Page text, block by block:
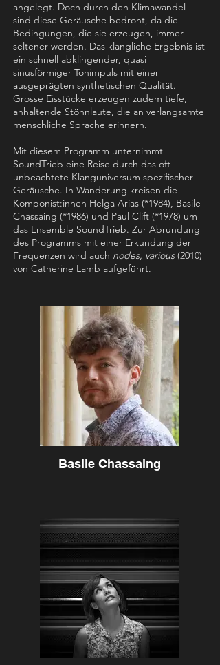
angelegt. Doch durch den Klimawandel
sind diese Geräusche bedroht, da die
Bedingungen, die sie erzeugen, immer
seltener werden. Das klangliche Ergebnis ist
ein schnell abklingender, quasi
sinusförmiger Tonimpuls mit einer
ausgeprägten synthetischen Qualität.
Grosse Eisstücke erzeugen zudem tiefe,
anhaltende Stöhnlaute, die an verlangsamte
menschliche Sprache erinnern.
Mit diesem Programm unternimmt
SoundTrieb eine Reise durch das oft
unbeachtete Klanguniversum spezifischer
Geräusche. In Wanderung kreisen die
Komponist:innen Helga Arias (*1984), Basile
Chassaing (*1986) und Paul Clift (*1978) um
das Ensemble SoundTrieb. Zur Abrundung
des Programms mit einer Erkundung der
Frequenzen wird auch nodes, various(2010)
von Catherine Lamb aufgeführt.
Basile Chassaing